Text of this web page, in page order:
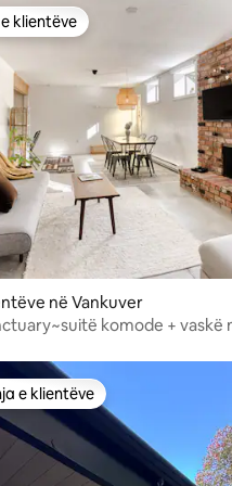
klientëve
klientëve
në Vankuver
komode + vaskë
e zgjedhjeve të klientëve
e klientëve